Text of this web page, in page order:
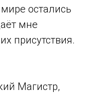
остались
мне
присутствия.
Магистр,